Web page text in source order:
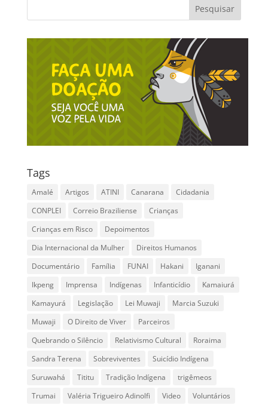
Tags
Amalé Artigos ATINI Canarana
Cidadania
CONPLEI
Correio Braziliense
Crianças
Crianças em Risco
Depoimentos
Dia Internacional da Mulher
Direitos Humanos
Documentário
Família FUNAI Hakani
Iganani
Ikpeng
Imprensa Indígenas Infanticídio
Kamaiurá
Kamayurá
Legislação Lei Muwaji
Marcia Suzuki
Muwaji
O Direito de Viver
Parceiros
Quebrando o Silêncio
Relativismo Cultural
Roraima
Sandra Terena
Sobreviventes
Suicídio Indígena
Suruwahá
Tititu Tradição Indígena
trigêmeos
Trumai
Valéria Trigueiro Adinolfi Video
Voluntários